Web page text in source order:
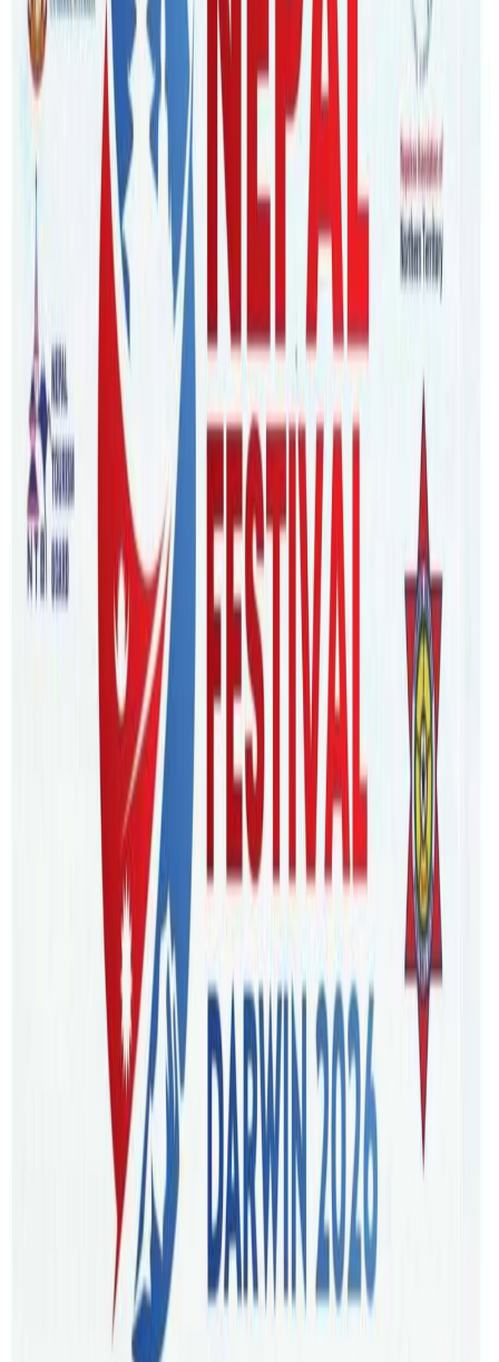
Monday, 2022 January 3 / 7:02 pm
मिलन पाठक/ बिगतका कयौँ यस्ता घटनाहरु हुन्छन जसले जिवनभर
पाठ सिकाईरहन्छ । त्यसलाई संझिदा पनि मन मुस्कुराउँछ, आफु फेरी
एकैछिन भएपनि बिगतमा पुगेको अनुभुति हुन्छ। कुरा लगभग दश बर्ष
अघिको हो, सिड्नीको गल्लीहरुलाई छिचोल्दै म हतार हतार रेल चढ्न
स्टेशन जॉदै थिएँ। त्यहि बखर अर्को पट्टीबाट एक जना अति नै सुन्दर
युवती पनि म तिरै आउदै थिईन् । चलचित्रकी नायिका जस्तै देखिने
लामो कपाल अनि गाजलु आँखा ,कस्ती राम्री । ती सुन्दर युवती पनि म
जान लागेको स्टेशन तिरै ऑउदै थिईन् ।
उ जति अघि बड्छ उसको कपाल हावासंगै बयली खेल्दै जिस्किएर
नाँचिरहेको हुन्छ। म पनि चलचित्रको नायक झै यो दृश्य हेर्दै मोहित र
मुर्छित भइरहेको थिए । मनमनै सोचिरहेको थिए यो केटी पनि मेरै
एरिया तिरको भइदिए एउटै रेलमा संगै गइन्थ्यो । रेलमा जादा , टक्क
ऑखा जुधाउन पाए भन्ने ईच्छा र आशा मनमा जागिहाल्यो। तर, अहँ !
त्यस्तो केहि भएन। भयो त केबल म माथी भद्दा मजाक ।